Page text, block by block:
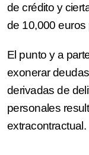
de crédito y
de 10,000 euros
El punto y a
exonerar
derivadas de
personales
extracontractual.